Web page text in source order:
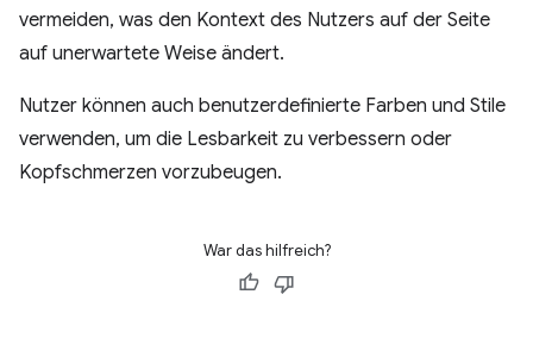
vermeiden, was den Kontext des Nutzers auf der Seite
auf unerwartete Weise ändert.
Nutzer können auch benutzerdefinierte Farben und Stile
verwenden, um die Lesbarkeit zu verbessern oder
Kopfschmerzen vorzubeugen.
War das hilfreich?